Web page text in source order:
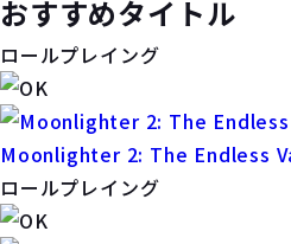
おすすめタイトル
ロールプレイング
Moonlighter 2: The Endless
ロールプレイング